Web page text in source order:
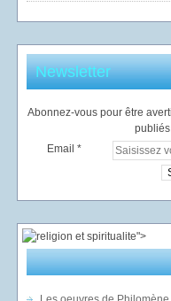
Newsletter
Abonnez-vous pour être
Email
">